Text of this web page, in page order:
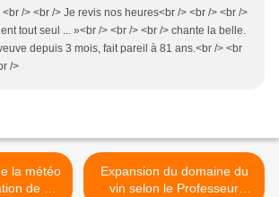
/> <br /> Je revis nos heures<br /> <br /> <br />
tout seul ... »<br /> <br /> <br /> chante la belle.
depuis 3 mois, fait pareil à 81 ans.<br /> <br
/>
de vin
Expansion du domaine du
vin selon le Professeur